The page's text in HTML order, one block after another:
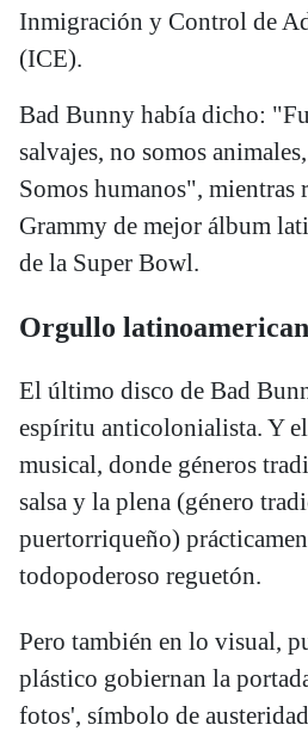
Inmigración y Control de
(ICE).
Bad Bunny había dicho:
salvajes, no somos
Somos humanos", mientras
Grammy de mejor álbum
de la Super Bowl.
Orgullo
El último disco de Bad
espíritu anticolonialista. Y
musical, donde géneros
salsa y la plena (género
puertorriqueño)
todopoderoso reguetón.
Pero también en lo visual,
plástico gobiernan la
fotos', símbolo de